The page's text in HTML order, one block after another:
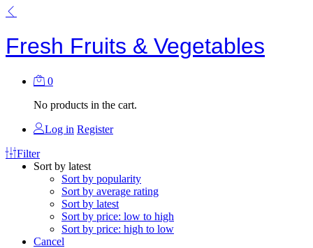
Fresh Fruits & Vegetables
0
No products in the cart.
Log in Register
Filter
Sort by latest
Sort by popularity
Sort by average rating
Sort by latest
Sort by price: low to high
Sort by price: high to low
Cancel